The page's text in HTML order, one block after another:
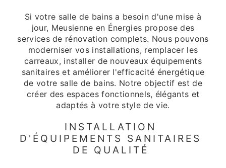
Si votre salle de bains a besoin d'une mise à
jour, Meusienne en Énergies propose des
services de rénovation complets. Nous pouvons
moderniser vos installations, remplacer les
carreaux, installer de nouveaux équipements
sanitaires et améliorer l'efficacité énergétique
de votre salle de bains. Notre objectif est de
créer des espaces fonctionnels, élégants et
adaptés à votre style de vie.
INSTALLATION
D'ÉQUIPEMENTS SANITAIRES
DE QUALITÉ